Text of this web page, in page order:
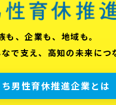
も、企業も、地域も。
で支え、高知の未来につ
ち男性育休推進企業とは